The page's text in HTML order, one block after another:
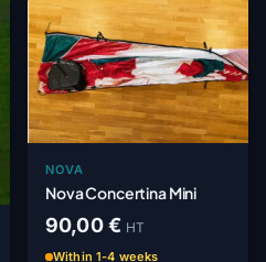
NOVA
Nova Concertina Mini
90,00 € HT
Within 1-4 weeks